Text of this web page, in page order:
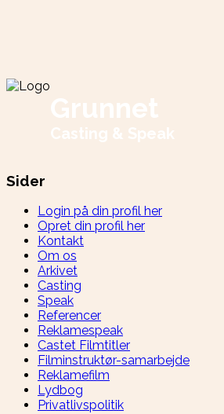
Grunnet
Casting & Speak
Sider
Login på din profil her
Opret din profil her
Kontakt
Om os
Arkivet
Casting
Speak
Referencer
Reklamespeak
Castet Filmtitler
Filminstruktør-samarbejde
Reklamefilm
Lydbog
Privatlivspolitik